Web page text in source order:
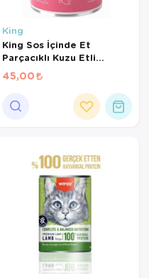
King
King Sos İçinde Et
Parçacıklı Kuzu Etli
Yetişkin Kedi Konserve
400Gr
45,00